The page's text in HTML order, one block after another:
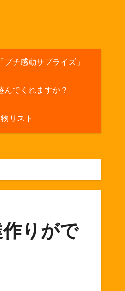
チ感動サプライズ」
んでくれますか？
リスト
りがで